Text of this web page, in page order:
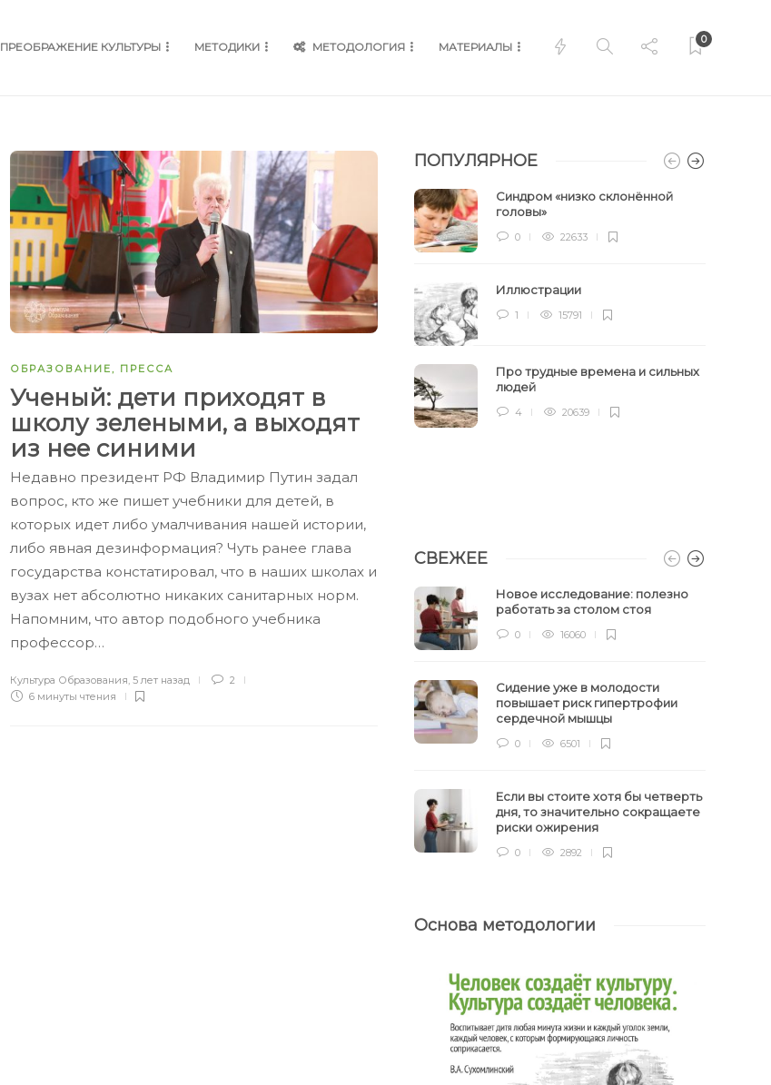
ПРЕОБРАЖЕНИЕ КУЛЬТУРЫ МЕТОДИКИ МЕТОДОЛОГИЯ МАТЕРИАЛЫ
0
ОБРАЗОВАНИЕ, ПРЕССА
Ученый: дети приходят в
школу зелеными, а выходят
из нее синими
Недавно президент РФ Владимир Путин задал
вопрос, кто же пишет учебники для детей, в
которых идет либо умалчивания нашей истории,
либо явная дезинформация? Чуть ранее глава
государства констатировал, что в наших школах и
вузах нет абсолютно никаких санитарных норм.
Напомним, что автор подобного учебника
профессор…
Культура Образования, 5 лет назад
2
6 минуты чтения
ПОПУЛЯРНОЕ
Синдром «низко склонённой
головы»
0 22633
Иллюстрации
1 15791
Про трудные времена и сильных
людей
4 20639
СВЕЖЕЕ
Новое исследование: полезно
работать за столом стоя
0 16060
Сидение уже в молодости
повышает риск гипертрофии
сердечной мышцы
0 6501
Если вы стоите хотя бы четверть
дня, то значительно сокращаете
риски ожирения
0 2892
Основа методологии